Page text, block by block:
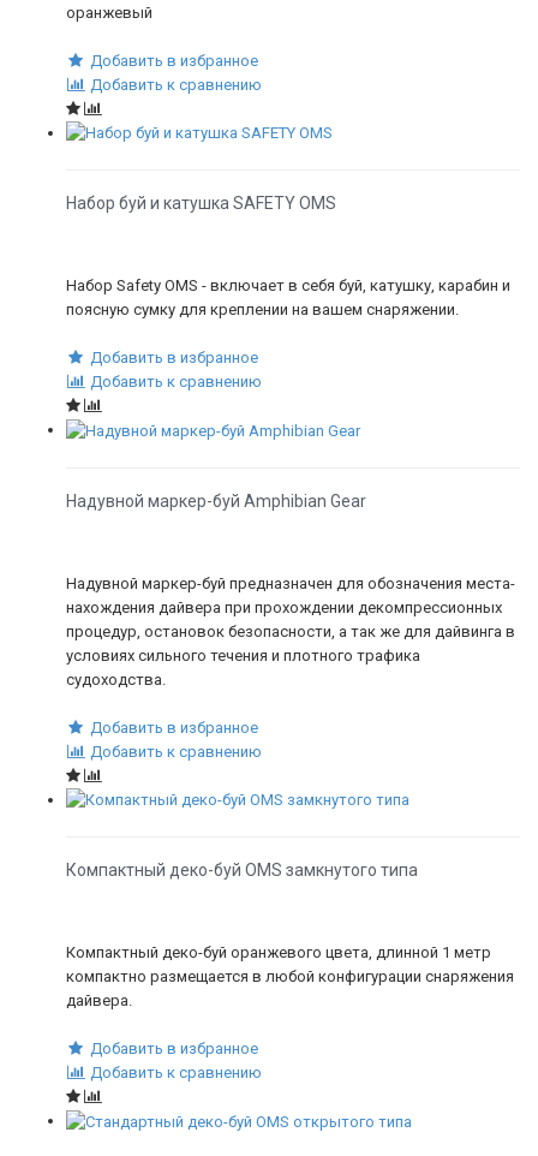
оранжевый
Добавить в избранное
Добавить к сравнению
Набор буй и катушка SAFETY OMS
Набор Safety OMS - включает в себя буй, катушку, карабин и
поясную сумку для креплении на вашем снаряжении.
Добавить в избранное
Добавить к сравнению
Надувной маркер-буй Amphibian Gear
Надувной маркер-буй предназначен для обозначения места-
нахождения дайвера при прохождении декомпрессионных
процедур, остановок безопасности, а так же для дайвинга в
условиях сильного течения и плотного трафика
судоходства.
Добавить в избранное
Добавить к сравнению
Компактный деко-буй OMS замкнутого типа
Компактный деко-буй оранжевого цвета, длинной 1 метр
компактно размещается в любой конфигурации снаряжения
дайвера.
Добавить в избранное
Добавить к сравнению